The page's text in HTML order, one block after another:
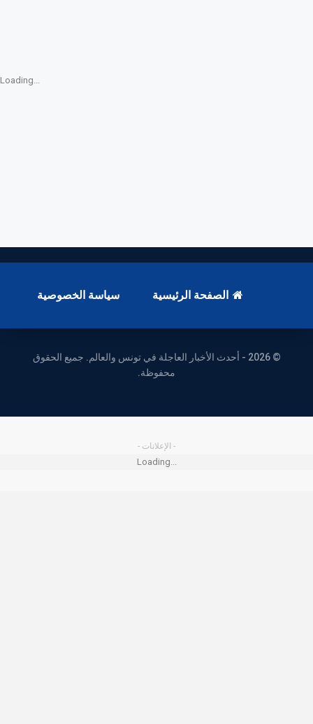
Loading...
الصفحة الرئيسية سياسة الخصوصية
© 2026 - أحدث الأخبار العاجلة في تونس والعالم. جميع الحقوق
محفوظة.
- الإعلانات -
Loading...